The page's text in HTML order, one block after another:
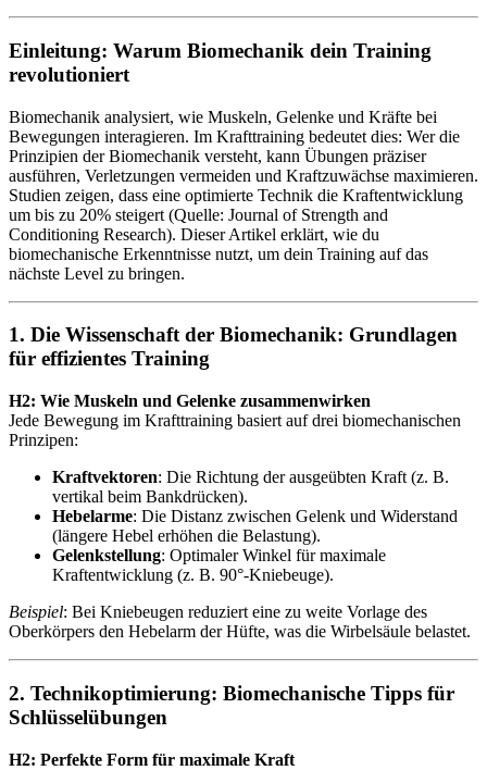
Einleitung: Warum Biomechanik dein Training
revolutioniert
Biomechanik analysiert, wie Muskeln, Gelenke und Kräfte bei
Bewegungen interagieren. Im Krafttraining bedeutet dies: Wer die
Prinzipien der Biomechanik versteht, kann Übungen präziser
ausführen, Verletzungen vermeiden und Kraftzuwächse maximieren.
Studien zeigen, dass eine optimierte Technik die Kraftentwicklung
um bis zu 20% steigert (Quelle: Journal of Strength and
Conditioning Research). Dieser Artikel erklärt, wie du
biomechanische Erkenntnisse nutzt, um dein Training auf das
nächste Level zu bringen.
1. Die Wissenschaft der Biomechanik: Grundlagen
für effizientes Training
H2: Wie Muskeln und Gelenke zusammenwirken
Jede Bewegung im Krafttraining basiert auf drei biomechanischen
Prinzipen:
Kraftvektoren: Die Richtung der ausgeübten Kraft (z. B.
vertikal beim Bankdrücken).
Hebelarme: Die Distanz zwischen Gelenk und Widerstand
(längere Hebel erhöhen die Belastung).
Gelenkstellung: Optimaler Winkel für maximale
Kraftentwicklung (z. B. 90°-Kniebeuge).
Beispiel: Bei Kniebeugen reduziert eine zu weite Vorlage des
Oberkörpers den Hebelarm der Hüfte, was die Wirbelsäule belastet.
2. Technikoptimierung: Biomechanische Tipps für
Schlüsselübungen
H2: Perfekte Form für maximale Kraft